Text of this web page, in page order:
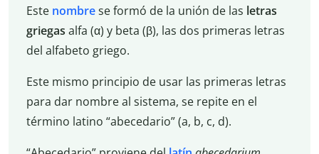
Este nombrese formó de la unión de las letras
griegas alfa (α) y beta (β), las dos primeras letras
del alfabeto griego.
Este mismo principio de usar las primeras letras
para dar nombre al sistema, se repite en el
término latino “abecedario” (a, b, c, d).